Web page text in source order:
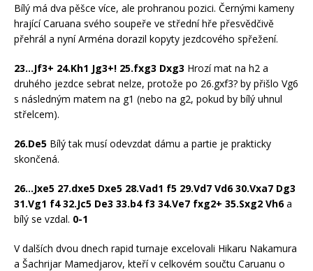
Bílý má dva pěšce více, ale prohranou pozici. Černými kameny
hrající Caruana svého soupeře ve střední hře přesvědčivě
přehrál a nyní Arména dorazil kopyty jezdcového spřežení.
23…Jf3+ 24.Kh1 Jg3+! 25.fxg3 Dxg3 Hrozí mat na h2 a
druhého jezdce sebrat nelze, protože po 26.gxf3? by přišlo Vg6
s následným matem na g1 (nebo na g2, pokud by bílý uhnul
střelcem).
26.De5 Bílý tak musí odevzdat dámu a partie je prakticky
skončená.
26…Jxe5 27.dxe5 Dxe5 28.Vad1 f5 29.Vd7 Vd6 30.Vxa7 Dg3
31.Vg1 f4 32.Jc5 De3 33.b4 f3 34.Ve7 fxg2+ 35.Sxg2 Vh6a
bílý se vzdal. 0-1
V dalších dvou dnech rapid turnaje excelovali Hikaru Nakamura
a Šachrijar Mamedjarov, kteří v celkovém součtu Caruanu o